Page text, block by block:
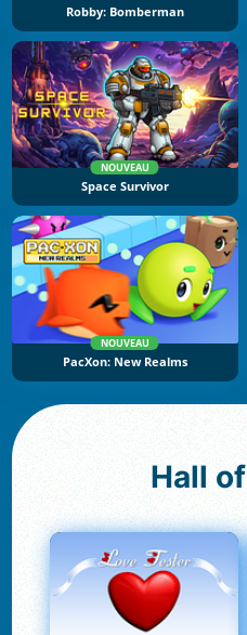
Robby: Bomberman
NOUVEAU
Space Survivor
NOUVEAU
PacXon: New Realms
Hall of